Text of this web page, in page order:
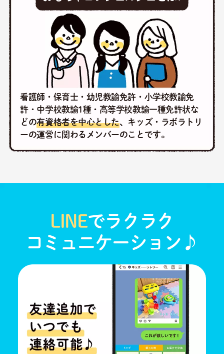
看護師・保育士・幼児教諭免許・小学校教諭免
許・中学校教諭1種・高等学校教諭一種免許状な
どの有資格者を中心とした、キッズ・ラボラトリ
ーの運営に関わるメンバーのことです。
LINEでラクラク
コミュニケーション♪